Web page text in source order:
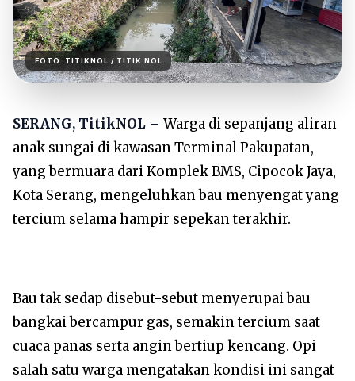
FOTO: TITIKNOL / TITIK NOL
SERANG, TitikNOL – Warga di sepanjang aliran
anak sungai di kawasan Terminal Pakupatan,
yang bermuara dari Komplek BMS, Cipocok Jaya,
Kota Serang, mengeluhkan bau menyengat yang
tercium selama hampir sepekan terakhir.
Bau tak sedap disebut-sebut menyerupai bau
bangkai bercampur gas, semakin tercium saat
cuaca panas serta angin bertiup kencang. Opi
salah satu warga mengatakan kondisi ini sangat